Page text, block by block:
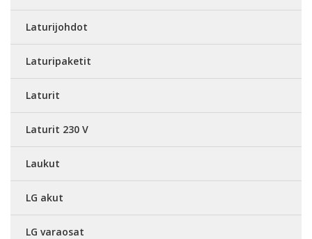
Laturijohdot
Laturipaketit
Laturit
Laturit 230 V
Laukut
LG akut
LG varaosat